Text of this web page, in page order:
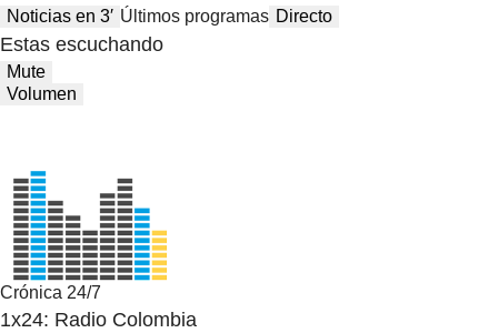
Noticias en 3′ Últimos programas Directo
Estas escuchando
Mute
Volumen
Crónica 24/7
1x24: Radio Colombia